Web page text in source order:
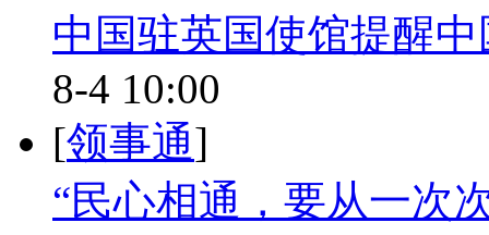
中国驻英国使馆提醒
8-4 10:00
[领事通]
“民心相通，要从一